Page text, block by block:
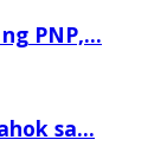
PNP,...
sa...